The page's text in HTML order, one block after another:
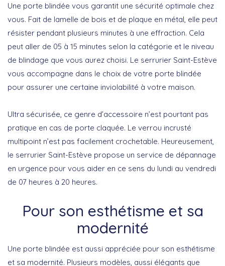
Une porte blindée vous garantit une sécurité optimale chez
vous. Fait de lamelle de bois et de plaque en métal, elle peut
résister pendant plusieurs minutes à une effraction. Cela
peut aller de 05 à 15 minutes selon la catégorie et le niveau
de blindage que vous aurez choisi. Le serrurier Saint-Estève
vous accompagne dans le choix de votre porte blindée
pour assurer une certaine inviolabilité à votre maison.
Ultra sécurisée, ce genre d’accessoire n’est pourtant pas
pratique en cas de porte claquée. Le verrou incrusté
multipoint n’est pas facilement crochetable. Heureusement,
le serrurier Saint-Estève propose un service de dépannage
en urgence pour vous aider en ce sens du lundi au vendredi
de 07 heures à 20 heures.
Pour son esthétisme et sa
modernité
Une porte blindée est aussi appréciée pour son esthétisme
et sa modernité. Plusieurs modèles, aussi élégants que